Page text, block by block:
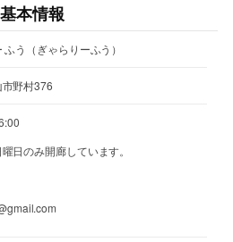
基本情報
ふう（ぎゃらりーふう）
野村376
日のみ開廊しています。